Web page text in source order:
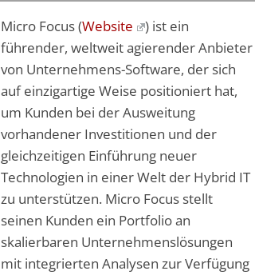
Micro Focus (Website
) ist ein
führender, weltweit agierender Anbieter
von Unternehmens-Software, der sich
auf einzigartige Weise positioniert hat,
um Kunden bei der Ausweitung
vorhandener Investitionen und der
gleichzeitigen Einführung neuer
Technologien in einer Welt der Hybrid IT
zu unterstützen. Micro Focus stellt
seinen Kunden ein Portfolio an
skalierbaren Unternehmenslösungen
mit integrierten Analysen zur Verfügung